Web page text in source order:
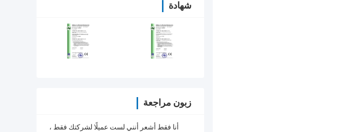
شهادة
زبون مراجعة
أنا فقط أشعر أنني لست عميلًا لشركتك فقط ،